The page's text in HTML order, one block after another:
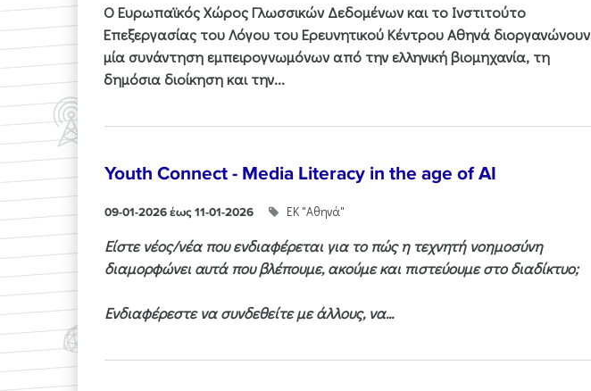
Ο Ευρωπαϊκός Χώρος Γλωσσικών Δεδομένων και το Ινστιτούτο
Επεξεργασίας του Λόγου του Ερευνητικού Κέντρου Αθηνά διοργανώνουν
μία συνάντηση εμπειρογνωμόνων από την ελληνική βιομηχανία, τη
δημόσια διοίκηση και την...
Youth Connect - Media Literacy in the age of AI
09-01-2026 έως 11-01-2026 ΕΚ "Αθηνά"
Είστε νέος/νέα που ενδιαφέρεται για το πώς η τεχνητή νοημοσύνη
διαμορφώνει αυτά που βλέπουμε, ακούμε και πιστεύουμε στο διαδίκτυο;
Ενδιαφέρεστε να συνδεθείτε με άλλους, να...